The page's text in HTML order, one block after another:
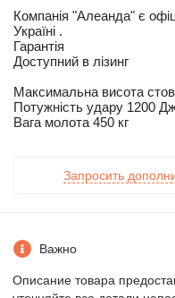
Компанія "Алеанда" є
Україні .
Гарантія
Доступний в лізинг
Максимальна висота
Потужність удару 1200
Вага молота 450 кг
Запросить
Важно
Описание товара